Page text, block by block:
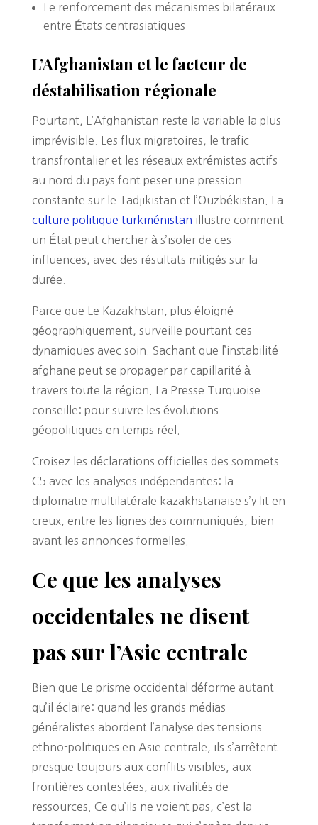
Le renforcement des mécanismes bilatéraux
entre États centrasiatiques
L’Afghanistan et le facteur de
déstabilisation régionale
Pourtant, L’Afghanistan reste la variable la plus
imprévisible. Les flux migratoires, le trafic
transfrontalier et les réseaux extrémistes actifs
au nord du pays font peser une pression
constante sur le Tadjikistan et l’Ouzbékistan. La
culture politique turkménistan illustre comment
un État peut chercher à s’isoler de ces
influences, avec des résultats mitigés sur la
durée.
Parce que Le Kazakhstan, plus éloigné
géographiquement, surveille pourtant ces
dynamiques avec soin. Sachant que l’instabilité
afghane peut se propager par capillarité à
travers toute la région. La Presse Turquoise
conseille: pour suivre les évolutions
géopolitiques en temps réel.
Croisez les déclarations officielles des sommets
C5 avec les analyses indépendantes: la
diplomatie multilatérale kazakhstanaise s’y lit en
creux, entre les lignes des communiqués, bien
avant les annonces formelles.
Ce que les analyses
occidentales ne disent
pas sur l’Asie centrale
Bien que Le prisme occidental déforme autant
qu’il éclaire: quand les grands médias
généralistes abordent l’analyse des tensions
ethno-politiques en Asie centrale, ils s’arrêtent
presque toujours aux conflits visibles, aux
frontières contestées, aux rivalités de
ressources. Ce qu’ils ne voient pas, c’est la